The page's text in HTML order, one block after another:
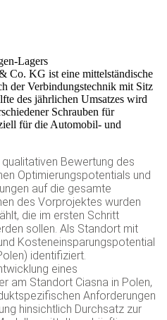
KG ist eine mittelständische
der Verbindungstechnik mit Sitz
des jährlichen Umsatzes wird
Schrauben für
für die Automobil- und
Bewertung des
Optimierungspotentials und
auf die gesamte
des Vorprojektes wurden
die im ersten Schritt
sollen. Als Standort mit
Kosteneinsparungspotential
identifiziert.
eines
am Standort Ciasna in Polen,
Anforderungen
hinsichtlich Durchsatz zur